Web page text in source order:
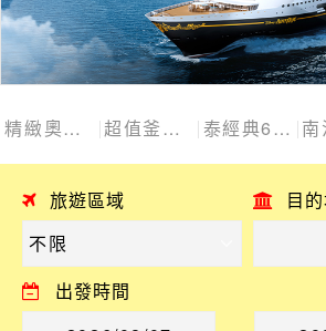
精緻奧捷斯匈四國 超值釜慶邱 泰經典6日
旅遊區域 目
出發時間